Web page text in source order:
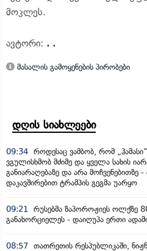
მოკლეს.
ავტორი: . .
მასალის გამოყენების პირობები
დღის სიახლეები
09:34 როდესაც ვამბობ, რომ
ვგულისხმობ მძიმე და ყველა სახის
განიარაღებაზე და არა მოჩვენებითზე -
დაკავშირებით ტრამპის გეგმა უარყო
09:21 რუსებმა ზაპოროჟიეს ოლქზე
განახორციელეს - დაიღუპა ერთი
08:57 თათრეთის რესპუბლიკაში,